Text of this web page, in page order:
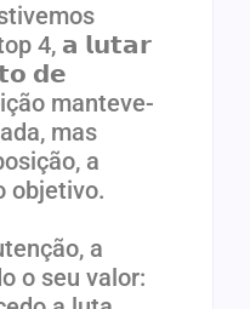
4, 𝗮 𝗹𝘂𝘁𝗮𝗿
𝗱𝗲
manteve-
mas
a
objetivo.
a
o seu valor: